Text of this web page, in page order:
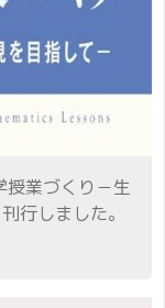
業づくり－生
行しました。